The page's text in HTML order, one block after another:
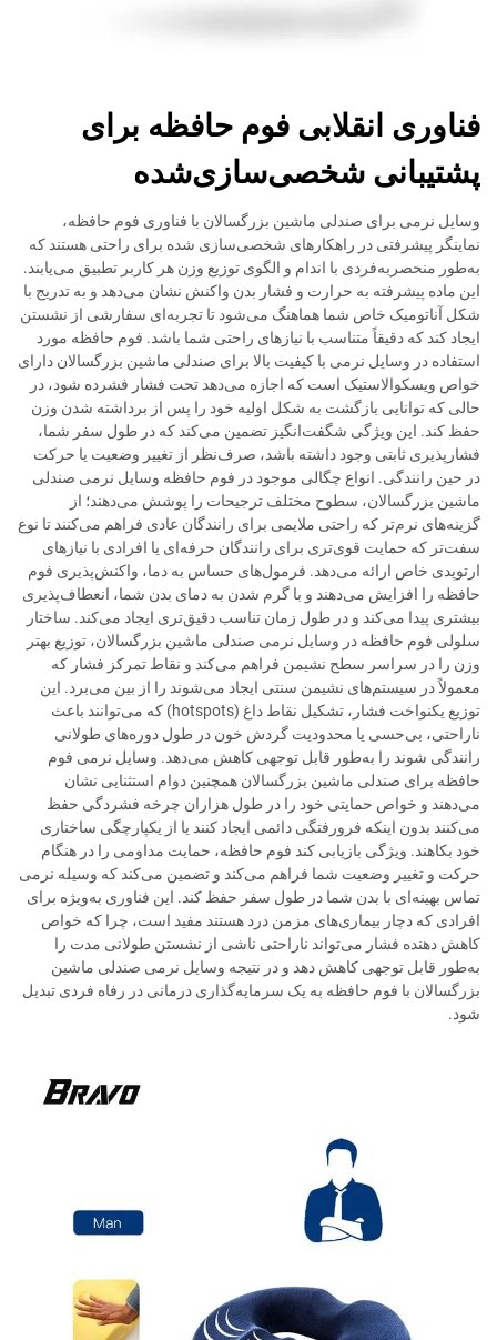
فناوری انقلابی فوم حافظه برای
پشتیبانی شخصی‌سازی‌شده
وسایل نرمی برای صندلی ماشین بزرگسالان با فناوری فوم حافظه،
نماینگر پیشرفتی در راهکارهای شخصی‌سازی شده برای راحتی هستند که
به‌طور منحصربه‌فردی با اندام و الگوی توزیع وزن هر کاربر تطبیق می‌یابند.
این ماده پیشرفته به حرارت و فشار بدن واکنش نشان می‌دهد و به تدریج با
شکل آناتومیک خاص شما هماهنگ می‌شود تا تجربه‌ای سفارشی از نشستن
ایجاد کند که دقیقاً متناسب با نیازهای راحتی شما باشد. فوم حافظه مورد
استفاده در وسایل نرمی با کیفیت بالا برای صندلی ماشین بزرگسالان دارای
خواص ویسکوالاستیک است که اجازه می‌دهد تحت فشار فشرده شود، در
حالی که توانایی بازگشت به شکل اولیه خود را پس از برداشته شدن وزن
حفظ کند. این ویژگی شگفت‌انگیز تضمین می‌کند که در طول سفر شما،
فشارپذیری ثابتی وجود داشته باشد، صرف‌نظر از تغییر وضعیت یا حرکت
در حین رانندگی. انواع چگالی موجود در فوم حافظه وسایل نرمی صندلی
ماشین بزرگسالان، سطوح مختلف ترجیحات را پوشش می‌دهند؛ از
گزینه‌های نرم‌تر که راحتی ملایمی برای رانندگان عادی فراهم می‌کنند تا نوع
سفت‌تر که حمایت قوی‌تری برای رانندگان حرفه‌ای یا افرادی با نیازهای
ارتوپدی خاص ارائه می‌دهد. فرمول‌های حساس به دما، واکنش‌پذیری فوم
حافظه را افزایش می‌دهند و با گرم شدن به دمای بدن شما، انعطاف‌پذیری
بیشتری پیدا می‌کند و در طول زمان تناسب دقیق‌تری ایجاد می‌کند. ساختار
سلولی فوم حافظه در وسایل نرمی صندلی ماشین بزرگسالان، توزیع بهتر
وزن را در سراسر سطح نشیمن فراهم می‌کند و نقاط تمرکز فشار که
معمولاً در سیستم‌های نشیمن سنتی ایجاد می‌شوند را از بین می‌برد. این
توزیع یکنواخت فشار، تشکیل نقاط داغ (hotspots) که می‌توانند باعث
ناراحتی، بی‌حسی یا محدودیت گردش خون در طول دوره‌های طولانی
رانندگی شوند را به‌طور قابل توجهی کاهش می‌دهد. وسایل نرمی فوم
حافظه برای صندلی ماشین بزرگسالان همچنین دوام استثنایی نشان
می‌دهند و خواص حمایتی خود را در طول هزاران چرخه فشردگی حفظ
می‌کنند بدون اینکه فرورفتگی دائمی ایجاد کنند یا از یکپارچگی ساختاری
خود بکاهند. ویژگی بازیابی کند فوم حافظه، حمایت مداومی را در هنگام
حرکت و تغییر وضعیت شما فراهم می‌کند و تضمین می‌کند که وسیله نرمی
تماس بهینه‌ای با بدن شما در طول سفر حفظ کند. این فناوری به‌ویژه برای
افرادی که دچار بیماری‌های مزمن درد هستند مفید است، چرا که خواص
کاهش دهنده فشار می‌تواند ناراحتی ناشی از نشستن طولانی مدت را
به‌طور قابل توجهی کاهش دهد و در نتیجه وسایل نرمی صندلی ماشین
بزرگسالان با فوم حافظه به یک سرمایه‌گذاری درمانی در رفاه فردی تبدیل
شود.